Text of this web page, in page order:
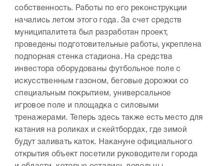
собственность. Работы по его реконструкции
начались летом этого года. За счет средств
муниципалитета был разработан проект,
проведены подготовительные работы, укреплена
подпорная стенка стадиона. На средства
инвестора оборудованы футбольное поле с
искусственным газоном, беговые дорожки со
специальным покрытием, универсальное
игровое поле и площадка с силовыми
тренажерами. Теперь здесь также есть место для
катания на роликах и скейтбордах, где зимой
будут заливать каток. Накануне официального
открытия объект посетили руководители города